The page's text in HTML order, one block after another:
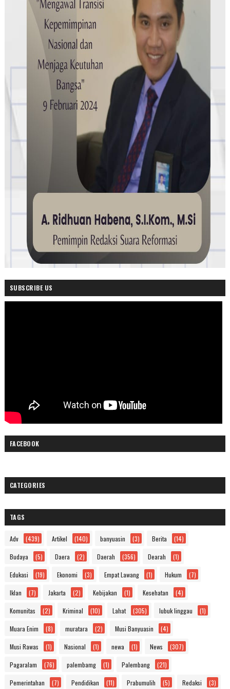
SUBSCRIBE US
FACEBOOK
CATEGORIES
TAGS
Adv (439) Artikel (140) banyuasin (3) Berita (14)
Budaya (5) Daera (2) Daerah (356) Dearah (1)
Edukasi (19) Ekonomi (3) Empat Lawang (1) Hukum (7)
Iklan (7) Jakarta (2) Kebijakan (1) Kesehatan (4)
Komunitas (2) Kriminal (10) Lahat (305) lubuk linggau (1)
Muara Enim (8) muratara (2) Musi Banyuasin (4)
Musi Rawas (1) Nasional (1) newa (1) News (307)
Pagaralam (76) palembamg (1) Palembang (21)
Pemerintahan (7) Pendidikan (11) Prabumulih (5) Redaksi (3)